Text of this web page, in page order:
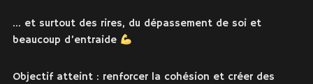
… et surtout des rires, du dépassement de soi et
beaucoup d’entraide
Objectif atteint : renforcer la cohésion et créer des